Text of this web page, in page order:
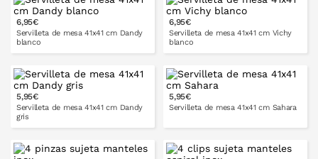
PONLO EN LA CESTA
6,95€
Servilleta de mesa 41x41 cm Dandy
blanco
PONLO EN LA CESTA
6,95€
Servilleta de mesa 41x41 cm Vichy
blanco
PONLO EN LA CESTA
5,95€
Servilleta de mesa 41x41 cm Dandy
gris
5,95€
Servilleta de mesa 41x41 cm Sahara